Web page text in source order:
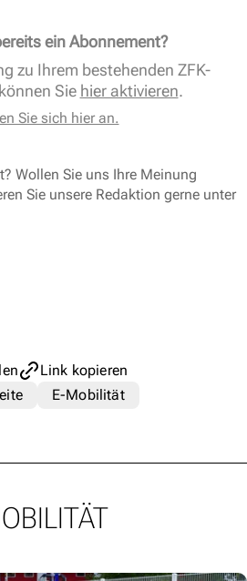
ein Abonnement?
zu Ihrem bestehenden ZFK-
Sie hier aktivieren.
Sie sich hier an.
Wollen Sie uns Ihre Meinung
Sie unsere Redaktion gerne unter
Link kopieren
E-Mobilität